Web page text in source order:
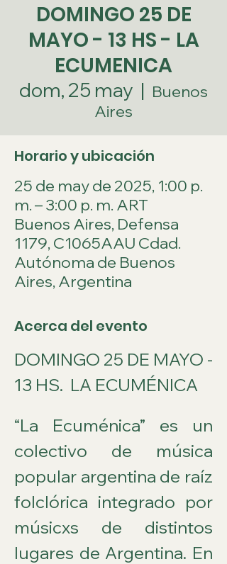
DOMINGO 25 DE
MAYO - 13 HS - LA
ECUMENICA
dom, 25 may
  |
Buenos
Aires
Horario y ubicación
25 de may de 2025, 1:00 p.
m. – 3:00 p. m. ART
Buenos Aires, Defensa
1179, C1065AAU Cdad.
Autónoma de Buenos
Aires, Argentina
Acerca del evento
DOMINGO 25 DE MAYO -
13 HS. LA ECUMÉNICA
“La Ecuménica” es un
colectivo de música
popular argentina de raíz
folclórica integrado por
músicxs de distintos
lugares de Argentina. En